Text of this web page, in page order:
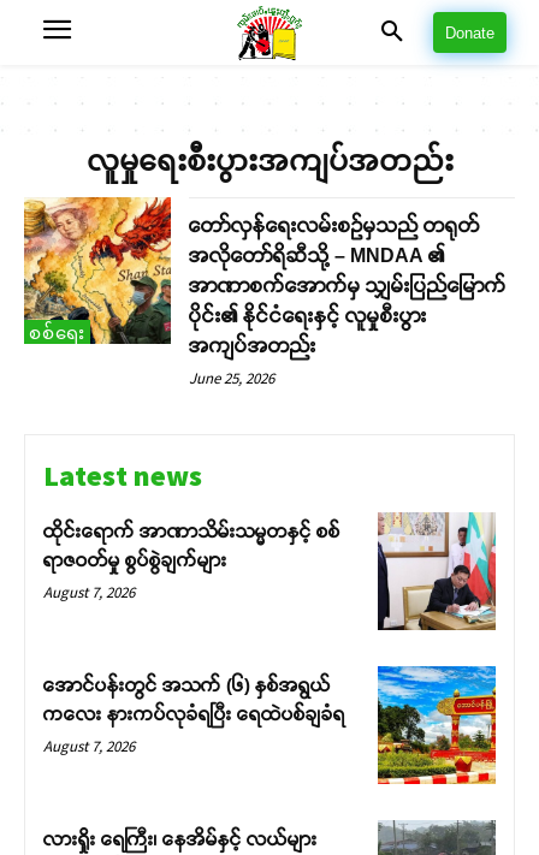
Donate
လူမှုရေးစီးပွားအကျပ်အတည်း
စစ်ရေး
တော်လှန်ရေးလမ်းစဉ်မှသည် တရုတ်
အလိုတော်ရိဆီသို့ – MNDAA ၏
အာဏာစက်အောက်မှ သျှမ်းပြည်မြောက်
ပိုင်း၏ နိုင်ငံရေးနှင့် လူမှုစီးပွား
အကျပ်အတည်း
June 25, 2026
Latest news
ထိုင်းရောက် အာဏာသိမ်းသမ္မတနှင့် စစ်
ရာဇဝတ်မှု စွပ်စွဲချက်များ
August 7, 2026
အောင်ပန်းတွင် အသက် (၆) နှစ်အရွယ်
ကလေး နားကပ်လုခံရပြီး ရေထဲပစ်ချခံရ
August 7, 2026
လားရှိုး ရေကြီး၊ နေအိမ်နှင့် လယ်များ